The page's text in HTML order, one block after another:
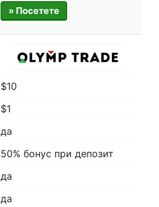
» Посетете
$10
$1
да
50% бонус при депозит
да
да